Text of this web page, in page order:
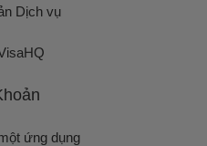
Dịch vụ
ứng dụng